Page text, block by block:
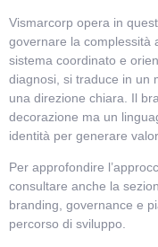
Vismarcorp opera in
governare la complessità
sistema coordinato e
diagnosi, si traduce in un
una direzione chiara. Il
decorazione ma un
identità per generare
Per approfondire
consultare anche la
branding, governance e
percorso di sviluppo.